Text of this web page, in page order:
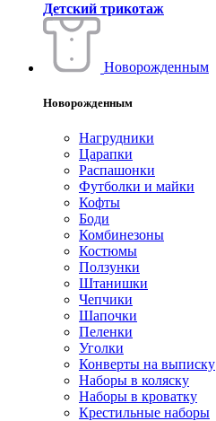
Детский трикотаж
Новорожденным
Новорожденным
Нагрудники
Царапки
Распашонки
Футболки и майки
Кофты
Боди
Комбинезоны
Костюмы
Ползунки
Штанишки
Чепчики
Шапочки
Пеленки
Уголки
Конверты на выписку
Наборы в коляску
Наборы в кроватку
Крестильные наборы